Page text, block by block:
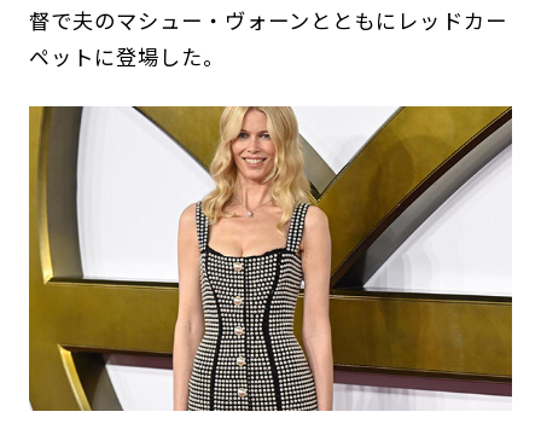
督で夫のマシュー・ヴォーンとともにレッドカー
ペットに登場した。